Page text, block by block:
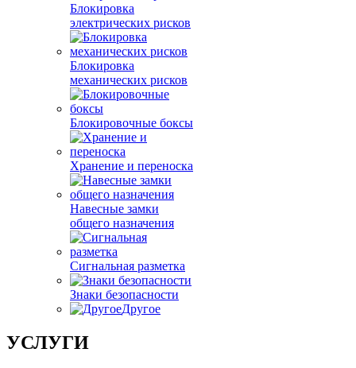
Блокировка
электрических рисков
Блокировка
механических рисков
Блокировочные боксы
Хранение и переноска
Навесные замки
общего назначения
Сигнальная разметка
Знаки безопасности
Другое
УСЛУГИ